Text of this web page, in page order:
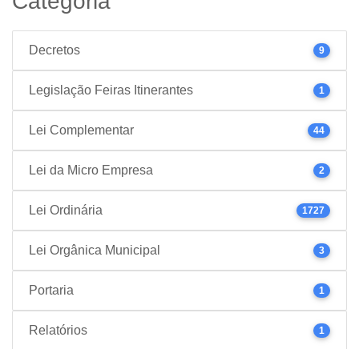
Decretos 9
Legislação Feiras Itinerantes 1
Lei Complementar 44
Lei da Micro Empresa 2
Lei Ordinária 1727
Lei Orgânica Municipal 3
Portaria 1
Relatórios 1